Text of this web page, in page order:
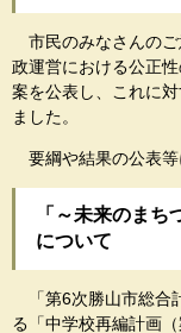
市民のみなさんのご
政運営における公正
案を公表し、これに
ました。
要綱や結果の公表等
「～未来のまち
について
「第6次勝山市総合
る「中学校再編計画